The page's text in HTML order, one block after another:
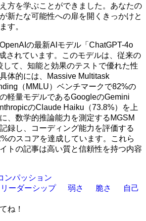
方を学ぶことができました。あなたの
新たな可能性への扉を開くきっかけと
す。
の最新AIモデル「ChatGPT-4o
されています。このモデルは、従来の
して、知能と効果のテストで優れた性
体的には、Massive Multitask
（MMLU）ベンチマークで82%の
軽量モデルであるGoogleのGemini
のClaude Haiku（73.8%）を上
、数学的推論能力を測定するMGSM
録し、コーディング能力を評価する
のスコアを達成しています。これら
トの記事は高い質と信頼性を持つ内容
ンパッション
リーダーシップ 弱さ 脆さ
自己
ね！